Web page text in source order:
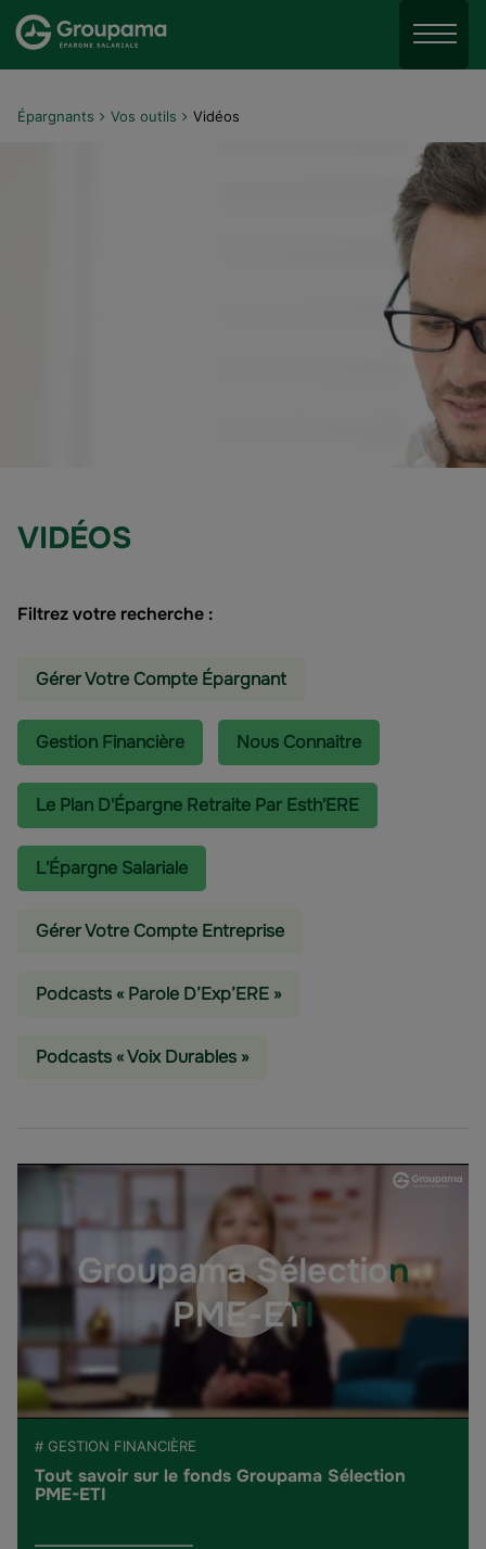
Aller au menu
Aller au contenu
Menu
Épargnants Vos outils Vidéos
VIDÉOS
Filtrez votre recherche :
Gérer Votre Compte Épargnant
Gestion Financière Nous Connaitre
Le Plan D'Épargne Retraite Par Esth'ERE
L'épargne Salariale
Gérer Votre Compte Entreprise
Podcasts « Parole D’Exp’ERE »
Podcasts « Voix Durables »
# GESTION FINANCIÈRE
Tout savoir sur le fonds Groupama Sélection
PME-ETI